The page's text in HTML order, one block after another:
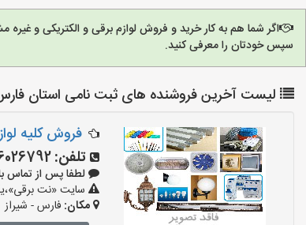
اگر شما هم به کار خرید و فروش لوازم برقی و الکتریکی و
سپس خودتان را معرفی کنید.
لیست آخرین فروشنده های ثبت نامی استان
فروش کلیه
تلفن:
لطفا پس از تماس با
سایت «نت
مکان: فارس - شیراز